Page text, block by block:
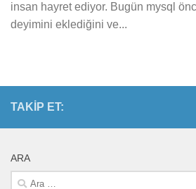
insan hayret ediyor. Bugün mysql
deyimini eklediğini ve...
TAKIP ET:
ARA
Arama: